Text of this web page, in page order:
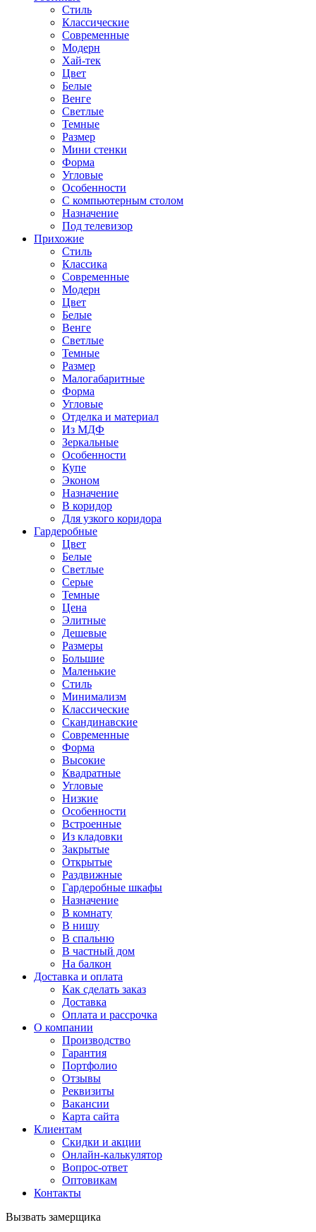
Стиль
Классические
Современные
Модерн
Хай-тек
Цвет
Белые
Венге
Светлые
Темные
Размер
Мини стенки
Форма
Угловые
Особенности
С компьютерным столом
Назначение
Под телевизор
Прихожие
Стиль
Классика
Современные
Модерн
Цвет
Белые
Венге
Светлые
Темные
Размер
Малогабаритные
Форма
Угловые
Отделка и материал
Из МДФ
Зеркальные
Особенности
Купе
Эконом
Назначение
В коридор
Для узкого коридора
Гардеробные
Цвет
Белые
Светлые
Серые
Темные
Цена
Элитные
Дешевые
Размеры
Большие
Маленькие
Стиль
Минимализм
Классические
Скандинавские
Современные
Форма
Высокие
Квадратные
Угловые
Низкие
Особенности
Встроенные
Из кладовки
Закрытые
Открытые
Раздвижные
Гардеробные шкафы
Назначение
В комнату
В нишу
В спальню
В частный дом
На балкон
Доставка и оплата
Как сделать заказ
Доставка
Оплата и рассрочка
О компании
Производство
Гарантия
Портфолио
Отзывы
Реквизиты
Вакансии
Карта сайта
Клиентам
Скидки и акции
Онлайн-калькулятор
Вопрос-ответ
Оптовикам
Контакты
Вызвать замерщика